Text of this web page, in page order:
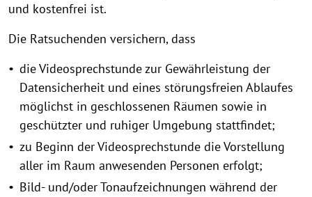
und kostenfrei ist.
Die Ratsuchenden versichern, dass
die Videosprechstunde zur Gewährleistung der
Datensicherheit und eines störungsfreien Ablaufes
möglichst in geschlossenen Räumen sowie in
geschützter und ruhiger Umgebung stattfindet;
zu Beginn der Videosprechstunde die Vorstellung
aller im Raum anwesenden Personen erfolgt;
Bild- und/oder Tonaufzeichnungen während der